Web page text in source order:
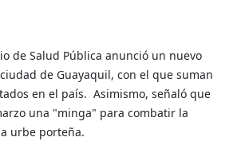
de Salud Pública anunció un nuevo
de Guayaquil, con el que suman
en el país. Asimismo, señaló que
una "minga" para combatir la
urbe porteña.